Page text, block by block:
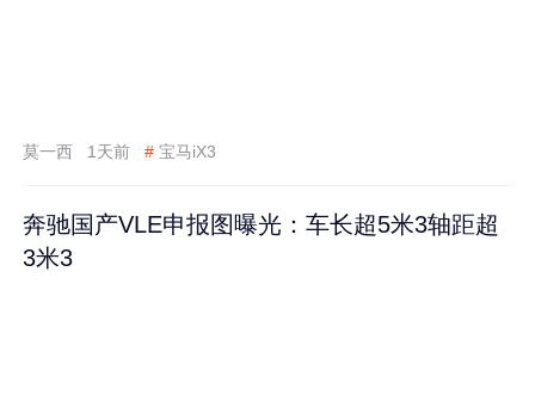
莫一西 1天前 # 宝马iX3
奔驰国产VLE申报图曝光：车长超5米3轴距超
3米3